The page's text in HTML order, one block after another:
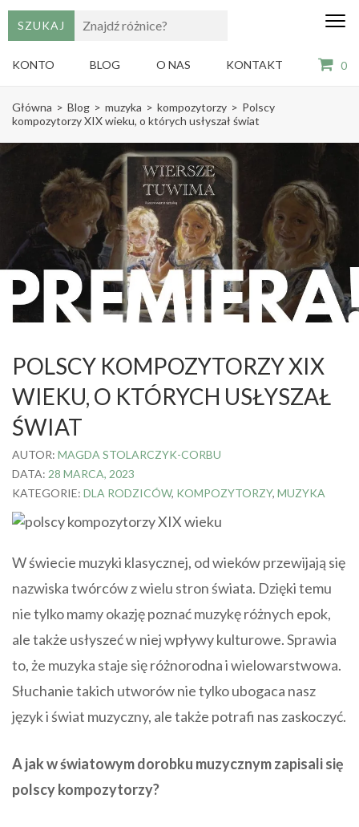
KONTO BLOG O NAS KONTAKT 0
to
(Press
Gry,
i
książki
Główna > Blog > muzyka > kompozytorzy > Polscy
kompozytorzy XIX wieku, o których usłyszał świat
POLSCY KOMPOZYTORZY XIX
WIEKU, O KTÓRYCH USŁYSZAŁ
ŚWIAT
AUTOR: MAGDA STOLARCZYK-CORBU
DATA: 28 MARCA, 2023
KATEGORIE: DLA RODZICÓW, KOMPOZYTORZY, MUZYKA
W świecie muzyki klasycznej, od wieków przewijają się
nazwiska twórców z wielu stron świata. Dzięki temu
nie tylko mamy okazję poznać muzykę różnych epok,
ale także usłyszeć w niej wpływy kulturowe. Sprawia
to, że muzyka staje się różnorodna i wielowarstwowa.
Słuchanie takich utworów nie tylko ubogaca nasz
język i świat muzyczny, ale także potrafi nas zaskoczyć.
A jak w światowym dorobku muzycznym zapisali się
polscy kompozytorzy?